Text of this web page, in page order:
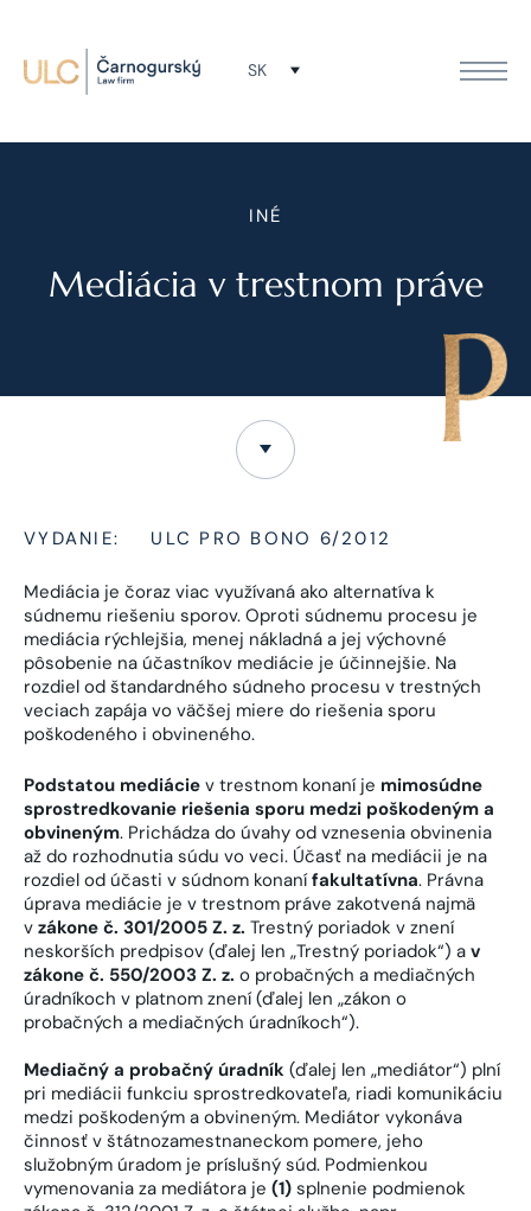
SK
INÉ
Mediácia v trestnom práve
VYDANIE: ULC PRO BONO 6/2012
Mediácia je čoraz viac využívaná ako alternatíva k
súdnemu riešeniu sporov. Oproti súdnemu procesu je
mediácia rýchlejšia, menej nákladná a jej výchovné
pôsobenie na účastníkov mediácie je účinnejšie. Na
rozdiel od štandardného súdneho procesu v trestných
veciach zapája vo väčšej miere do riešenia sporu
poškodeného i obvineného.
Podstatou mediácie v trestnom konaní je mimosúdne
sprostredkovanie riešenia sporu medzi poškodeným a
obvineným. Prichádza do úvahy od vznesenia obvinenia
až do rozhodnutia súdu vo veci. Účasť na mediácii je na
rozdiel od účasti v súdnom konanífakultatívna. Právna
úprava mediácie je v trestnom práve zakotvená najmä
v zákone č. 301/2005 Z. z. Trestný poriadok v znení
neskorších predpisov (ďalej len „Trestný poriadok“) a v
zákone č. 550/2003 Z. z. o probačných a mediačných
úradníkoch v platnom znení (ďalej len „zákon o
probačných a mediačných úradníkoch“).
Mediačný a probačný úradník (ďalej len „mediátor“) plní
pri mediácii funkciu sprostredkovateľa, riadi komunikáciu
medzi poškodeným a obvineným. Mediátor vykonáva
činnosť v štátnozamestnaneckom pomere, jeho
služobným úradom je príslušný súd. Podmienkou
vymenovania za mediátora je (1) splnenie podmienok